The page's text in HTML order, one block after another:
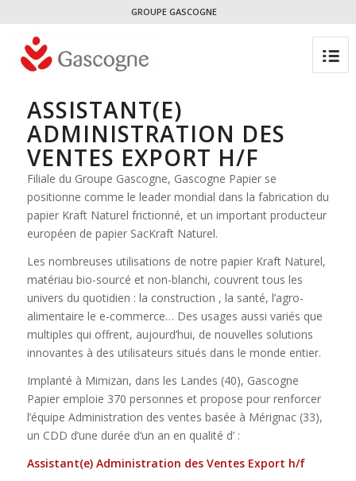
GROUPE GASCOGNE
ASSISTANT(E)
ADMINISTRATION DES
VENTES EXPORT H/F
Filiale du Groupe Gascogne, Gascogne Papier se
positionne comme le leader mondial dans la fabrication du
papier Kraft Naturel frictionné, et un important producteur
européen de papier SacKraft Naturel.
Les nombreuses utilisations de notre papier Kraft Naturel,
matériau bio-sourcé et non-blanchi, couvrent tous les
univers du quotidien : la construction , la santé, l’agro-
alimentaire le e-commerce… Des usages aussi variés que
multiples qui offrent, aujourd’hui, de nouvelles solutions
innovantes à des utilisateurs situés dans le monde entier.
Implanté à Mimizan, dans les Landes (40), Gascogne
Papier emploie 370 personnes et propose pour renforcer
l’équipe Administration des ventes basée à Mérignac (33),
un CDD d’une durée d’un an en qualité d’ :
Assistant(e) Administration des Ventes Export h/f